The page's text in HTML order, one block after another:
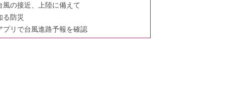
風の接近、上陸に備えて
る防災
プリで台風進路予報を確認